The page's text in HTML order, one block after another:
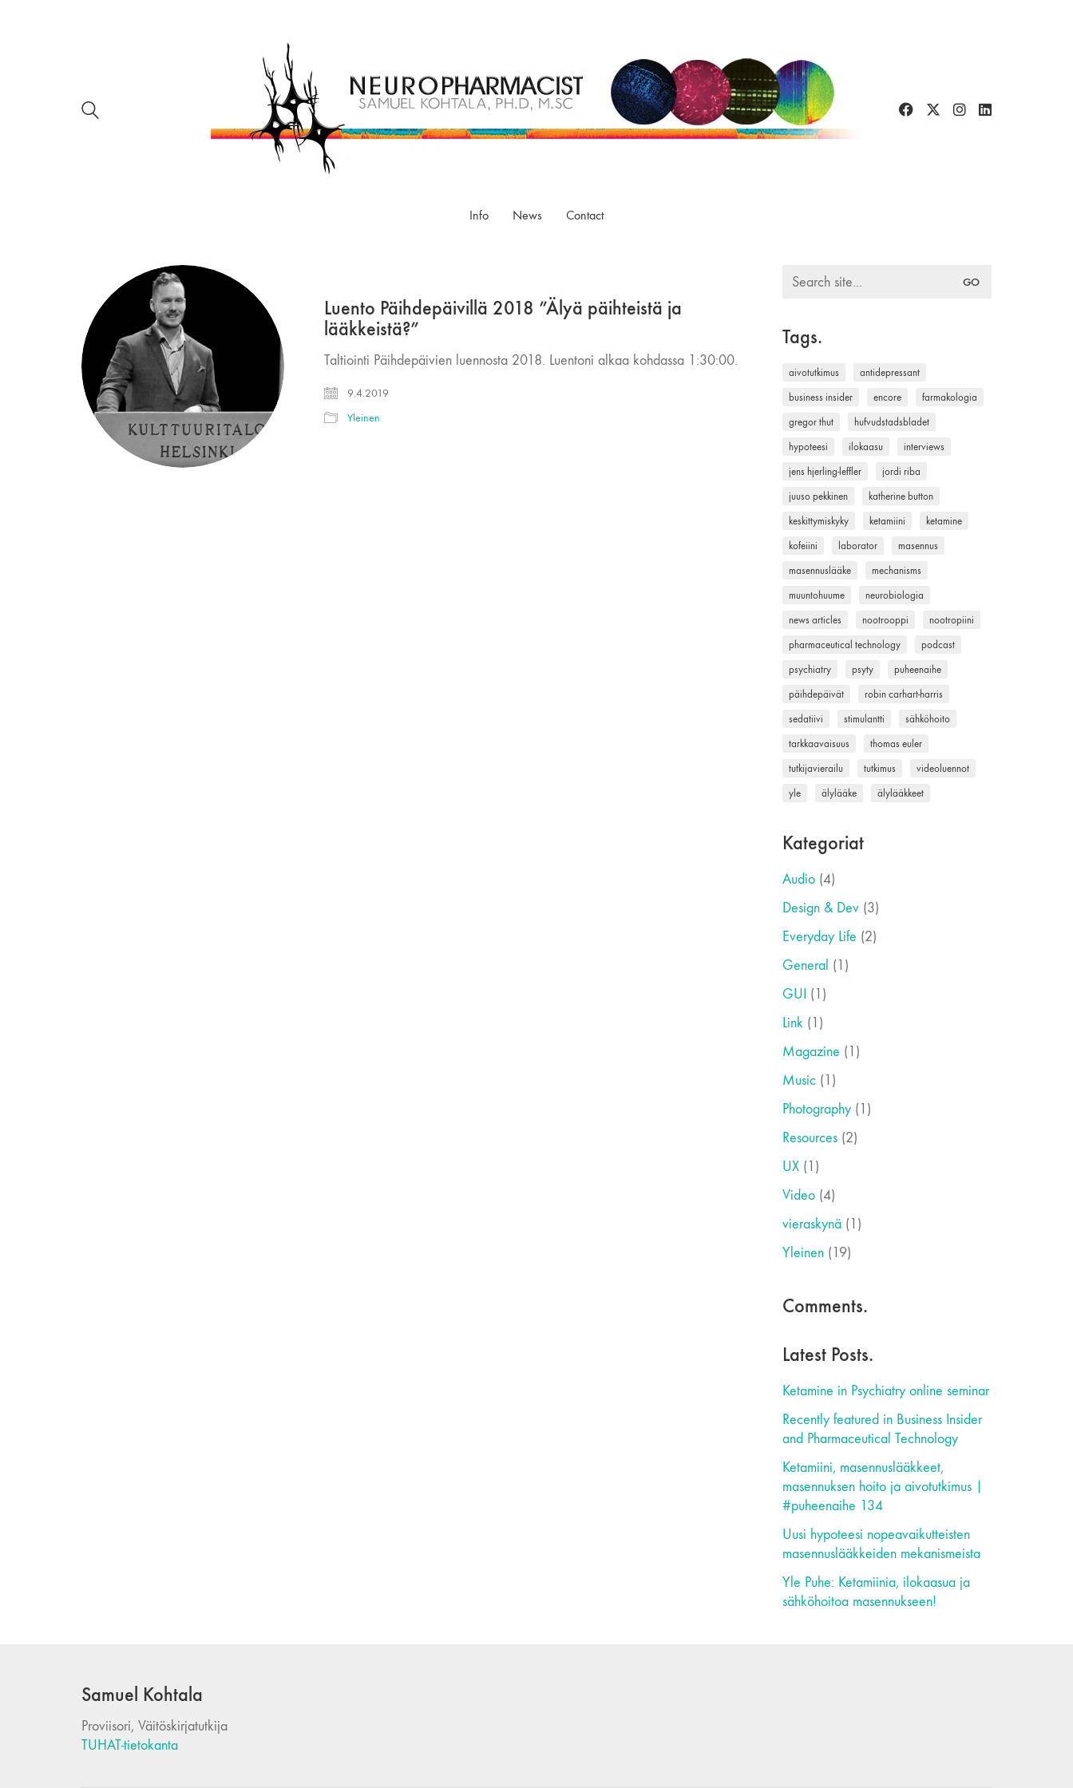
Info News Contact
Luento Päihdepäivillä 2018 ”Älyä päihteistä ja
lääkkeistä?”
Taltiointi Päihdepäivien luennosta 2018. Luentoni alkaa kohdassa 1:30:00.
9.4.2019
Yleinen
Search
Tags.
aivotutkimus antidepressant
business insider encore farmakologia
gregor thut hufvudstadsbladet
hypoteesi ilokaasu interviews
jens hjerling-leffler jordi riba
juuso pekkinen katherine button
keskittymiskyky ketamiini ketamine
kofeiini laborator masennus
masennuslääke mechanisms
muuntohuume neurobiologia
news articles nootrooppi nootropiini
pharmaceutical technology podcast
psychiatry psyty puheenaihe
päihdepäivät robin carhart-harris
sedatiivi stimulantti sähköhoito
tarkkaavaisuus thomas euler
tutkijavierailu tutkimus videoluennot
yle älylääke älylääkkeet
Kategoriat
Audio(4)
Design & Dev(3)
Everyday Life (2)
General (1)
GUI (1)
Link(1)
Magazine (1)
Music(1)
Photography(1)
Resources(2)
UX(1)
Video(4)
vieraskynä(1)
Yleinen(19)
Comments.
Latest Posts.
Ketamine in Psychiatry online seminar
Recently featured in Business Insider
and Pharmaceutical Technology
Ketamiini, masennuslääkkeet,
masennuksen hoito ja aivotutkimus |
#puheenaihe 134
Uusi hypoteesi nopeavaikutteisten
masennuslääkkeiden mekanismeista
Yle Puhe: Ketamiinia, ilokaasua ja
sähköhoitoa masennukseen!
Samuel Kohtala
Proviisori, Väitöskirjatutkija
TUHAT-tietokanta